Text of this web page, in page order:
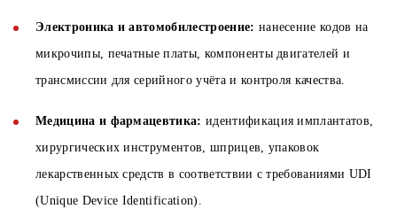
Электроника и автомобилестроение: нанесение кодов на
микрочипы, печатные платы, компоненты двигателей и
трансмиссии для серийного учёта и контроля качества.
Медицина и фармацевтика: идентификация имплантатов,
хирургических инструментов, шприцев, упаковок
лекарственных средств в соответствии с требованиями UDI
(Unique Device Identification).